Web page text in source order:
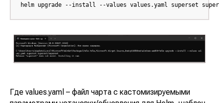
helm upgrade --install --values values.yaml superset
Где values.yaml – файл чарта с кастомизируемыми